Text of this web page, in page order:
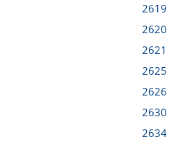
2619
2620
2621
2625
2626
2630
2634